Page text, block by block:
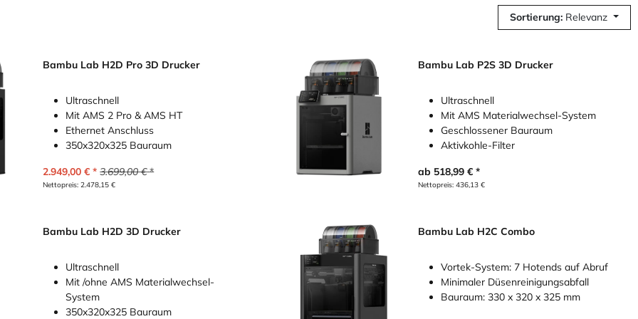
Sortierung: Relevanz
Bambu Lab H2D Pro 3D Drucker
Ultraschnell
Mit AMS 2 Pro & AMS HT
Ethernet Anschluss
350x320x325 Bauraum
2.949,00 € 3.699,00€
Nettopreis:2.478,15 €
Bambu Lab P2S 3D Drucker
Ultraschnell
Mit AMS Materialwechsel-System
Geschlossener Bauraum
Aktivkohle-Filter
ab 518,99 €
Nettopreis:436,13 €
Bambu Lab H2D 3D Drucker
Ultraschnell
Mit /ohne AMS Materialwechsel-
System
350x320x325 Bauraum
Bambu Lab H2C Combo
Vortek-System: 7 Hotends auf Abruf
Minimaler Düsenreinigungsabfall
Bauraum: 330 x 320 x 325 mm